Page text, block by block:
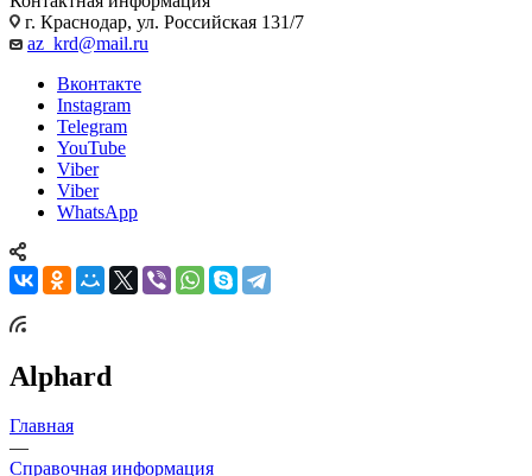
г. Краснодар, ул. Российская 131/7
az_krd@mail.ru
Вконтакте
Instagram
Telegram
YouTube
Viber
Viber
WhatsApp
Alphard
Главная
—
Справочная информация